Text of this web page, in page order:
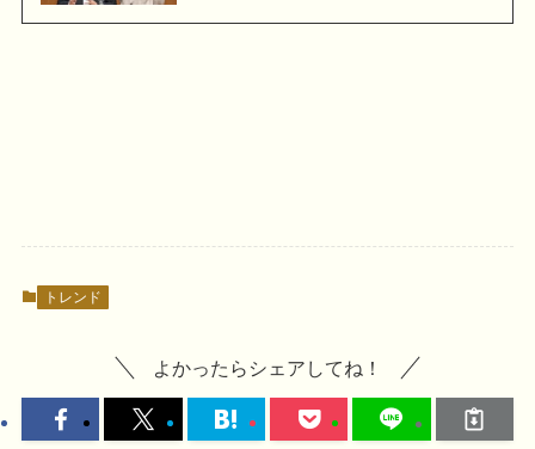
トレンド
よかったらシェアしてね！